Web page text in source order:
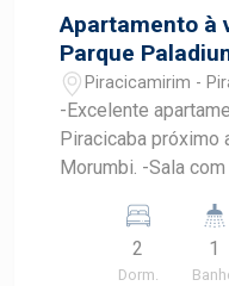
Apartamento à
Parque
Piracicamirim -
-Excelente
Piracicaba próximo
Morumbi. -Sala com painel e ventilador. -Cozinha
com guarda-roupas e
blindex e gabinete.
2
Dorm.
1